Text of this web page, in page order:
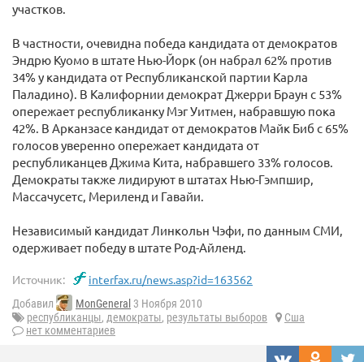
участков.
В частности, очевидна победа кандидата от демократов
Эндрю Куомо в штате Нью-Йорк (он набрал 62% против
34% у кандидата от Республиканской партии Карла
Паладино). В Калифорнии демократ Джерри Браун с 53%
опережает республиканку Мэг Уитмен, набравшую пока
42%. В Арканзасе кандидат от демократов Майк Биб с 65%
голосов уверенно опережает кандидата от
республиканцев Джима Кита, набравшего 33% голосов.
Демократы также лидируют в штатах Нью-Гэмпшир,
Массачусетс, Мериленд и Гавайи.
Независимый кандидат Линкольн Чэфи, по данным СМИ,
одерживает победу в штате Род-Айленд.
Источник: interfax.ru/news.asp?id=163562
Добавил MonGeneral 3 Ноября 2010
республиканцы, демократы, результаты выборов
Сша
нет комментариев